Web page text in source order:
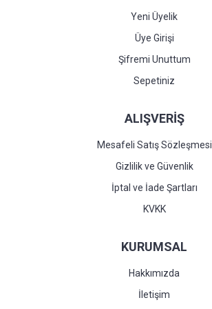
Yeni Üyelik
Üye Girişi
Şifremi Unuttum
Sepetiniz
ALIŞVERİŞ
Mesafeli Satış Sözleşmesi
Gizlilik ve Güvenlik
İptal ve İade Şartları
KVKK
KURUMSAL
Hakkımızda
İletişim